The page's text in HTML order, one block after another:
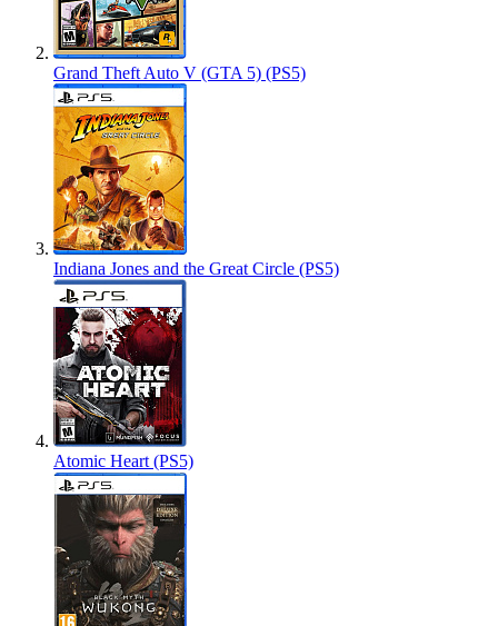
Grand Theft Auto V (GTA 5) (PS5)
Indiana Jones and the Great Circle (PS5)
Atomic Heart (PS5)